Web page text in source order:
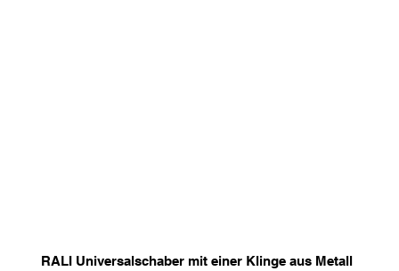
RALI Universalschaber mit einer Klinge aus Metall